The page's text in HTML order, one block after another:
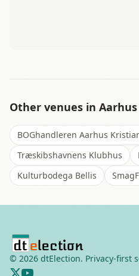
Other venues in Aarhus
BOGhandleren Aarhus
Træskibshavnens Klubhus
Kulturbodega Bellis
© 2026 dtElection. Privacy-first